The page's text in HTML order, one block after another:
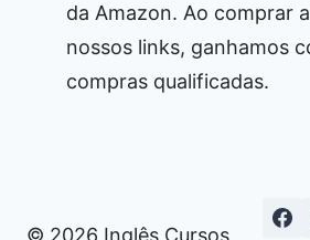
da Amazon. Ao comprar
nossos links, ganhamos
compras qualificadas.
© 2026 Inglês Cursos